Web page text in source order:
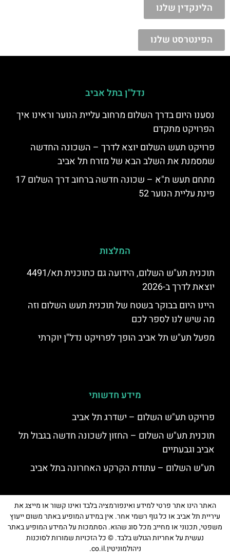
הלינקדין שלנו
הפינטרסט שלנו
נדל"ן בתל אביב
נסענו היום בדרך השלום מרחוב עליית הנוער וראינו איך
הפרויקט מתקדם
פרויקט תעש השלום יוצא לדרך – השכונה החדשה
שמסמנת את השלב הבא של מזרח תל אביב
מתחם תעש ת"א – שכונה חדשה ברחוב דרך השלום 17
פינת עליית הנוער 52
המלצות
תוכנית תע"ש השלום, הידועה גם כתוכנית תא/4491
יוצאת לדרך ב-2026
היינו היום בבוקר בשטח של תוכנית תעש השלום וזה
מה שיש לנו לספר לכם
מפעל תע"ש תל אביב הופך לפרויקט נדל"ן יוקרתי
מידע חדשותי
פרויקט תע"ש השלום – ישדרג תל אביב
תוכנית תע"ש השלום – החזון לשכונה חדשה בגבול תל
אביב וגבעתיים
תע"ש השלום – עתודת הקרקע האחרונה בתל אביב
האתר הינו אתר פרטי למידע ואינפורמציה בלבד ואינו קשור או מייצג את
עיריית תל אביב או כל גוף רשמי אחר. אין במידע המופיע באתר משום ייעוץ
משפטי, תכנוני או מחייב מכל סוג שהוא. הסתמכות על המידע המופיע באתר
נעשית על אחריות הגולש בלבד. © כל הזכויות שמורות לסוכנות
ניהולמוניטין.co.il.